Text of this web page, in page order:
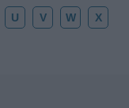
U V W X